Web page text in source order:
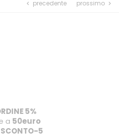
chevron_left precedente prossimo chevron_right
5%
a 50euro
SCONTO-5